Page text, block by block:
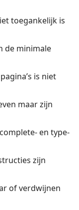
toegankelijk is
de minimale
is niet
maar zijn
en type-
zijn
of verdwijnen